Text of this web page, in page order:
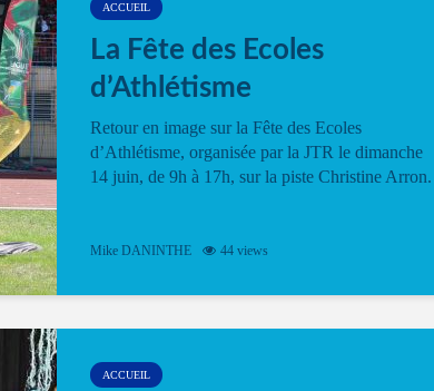
ACCUEIL
La Fête des Ecoles
d’Athlétisme
Retour en image sur la Fête des Ecoles
d’Athlétisme, organisée par la JTR le dimanche
14 juin, de 9h à 17h, sur la piste Christine Arron.
Mike DANINTHE 44 views
ACCUEIL